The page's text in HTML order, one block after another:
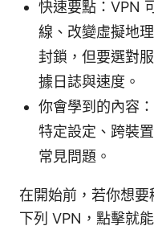
快速要點：VPN
線、改變虛擬地
封鎖，但要選對
據日誌與速度。
你會學到的內容
特定設定、跨裝
常見問題。
在開始前，若你想要
下列 VPN，點擊就